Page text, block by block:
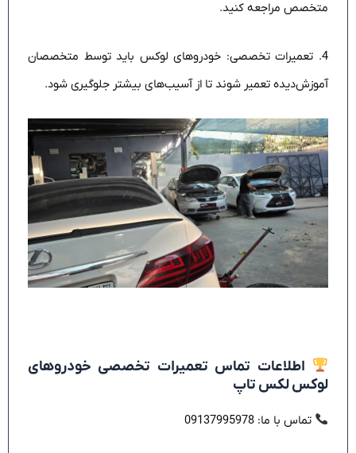
متخصص مراجعه کنید.
4. تعمیرات تخصصی: خودروهای لوکس باید توسط متخصصان
آموزش‌دیده تعمیر شوند تا از آسیب‌های بیشتر جلوگیری شود.
اطلاعات تماس تعمیرات تخصصی خودروهای
لوکس لکس تاپ
تماس با ما: 09137995978